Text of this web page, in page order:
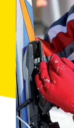
Das Boí Taüll
Stationen der
Diezwei
sind schwer
des Freestyle-